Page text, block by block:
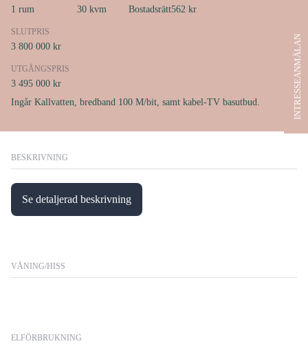
1 rum 30 kvm Bostadsrätt562 kr
UTGÅNGSPRIS
3 495 000 kr
SLUTPRIS
3 800 000 kr
Ingår Kallvatten, bredband 100 M/bit, samt kabel-TV basutbud.
BESKRIVNING
Se detaljerad beskrivning
VÅNING/HISS
ELFÖRBRUKNING
INTRESSEANMÄLAN